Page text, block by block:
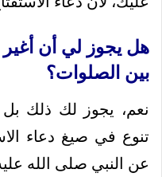
هل يجوز لي أن أغير
بين الصلوات؟
نعم، يجوز لك ذلك
تنوع في صيغ دعاء
عن النبي صلى الله